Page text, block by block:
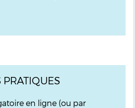
en ligne (ou par